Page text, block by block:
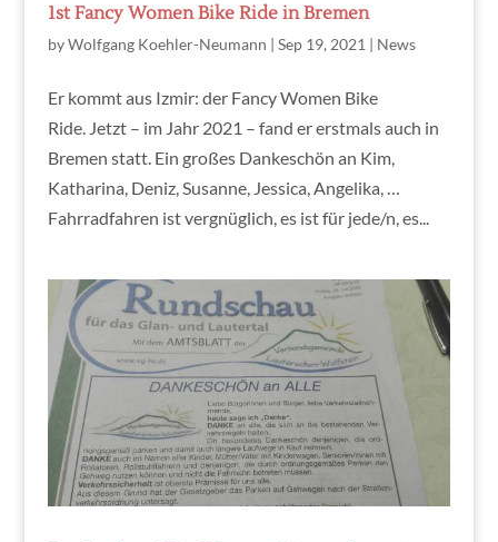
1st Fancy Women Bike Ride in Bremen
byWolfgang Koehler-Neumann | Sep 19, 2021 | News
Er kommt aus Izmir: der Fancy Women Bike
Ride. Jetzt – im Jahr 2021 – fand er erstmals auch in
Bremen statt. Ein großes Dankeschön an Kim,
Katharina, Deniz, Susanne, Jessica, Angelika, …
Fahrradfahren ist vergnüglich, es ist für jede/n, es...